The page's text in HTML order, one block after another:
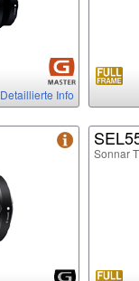
Detaillierte Info
Sonnar